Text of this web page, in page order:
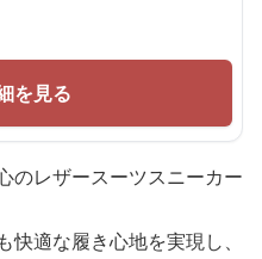
を見る
のレザースーツスニーカー
適な履き心地を実現し、